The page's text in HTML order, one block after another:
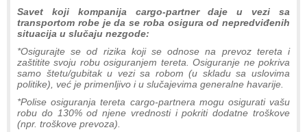
Savet koji kompanija cargo-partner daje u vezi sa
transportom robe je da se roba osigura od nepredviđenih
situacija u slučaju nezgode:
*Osigurajte se od rizika koji se odnose na prevoz tereta i
zaštitite svoju robu osiguranjem tereta. Osiguranje ne pokriva
samo štetu/gubitak u vezi sa robom (u skladu sa uslovima
politike), već je primenljivo i u slučajevima generalne havarije.
*Polise osiguranja tereta cargo-partnera mogu osigurati vašu
robu do 130% od njene vrednosti i pokriti dodatne troškove
(npr. troškove prevoza).